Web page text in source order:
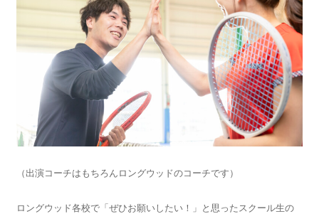
（出演コーチはもちろんロングウッドのコーチです）
ロングウッド各校で「ぜひお願いしたい！」と思ったスクール生の